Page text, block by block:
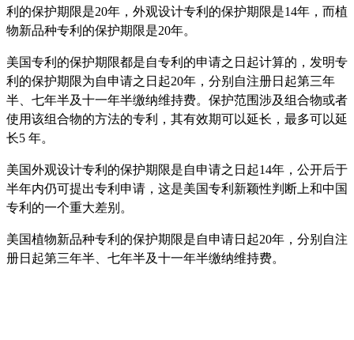
利的保护期限是20年，外观设计专利的保护期限是14年，而植
物新品种专利的保护期限是20年。
美国专利的保护期限都是自专利的申请之日起计算的，发明专
利的保护期限为自申请之日起20年，分别自注册日起第三年
半、七年半及十一年半缴纳维持费。保护范围涉及组合物或者
使用该组合物的方法的专利，其有效期可以延长，最多可以延
长5 年。
美国外观设计专利的保护期限是自申请之日起14年，公开后于
半年内仍可提出专利申请，这是美国专利新颖性判断上和中国
专利的一个重大差别。
美国植物新品种专利的保护期限是自申请日起20年，分别自注
册日起第三年半、七年半及十一年半缴纳维持费。